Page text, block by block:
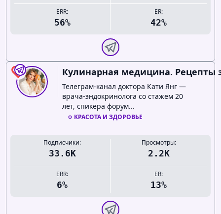
ERR:
56%
ER:
42%
0 Кулинарная медицина. Рецепты
Телеграм-канал доктора Кати Янг —
врача-эндокринолога со стажем 20
лет, спикера форум...
КРАСОТА И ЗДОРОВЬЕ
Подписчики:
33.6K
ERR:
6%
Просмотры:
2.2K
ER:
13%